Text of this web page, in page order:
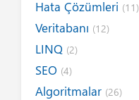
Hata Çözümleri (11)
Veritabanı (12)
LINQ (2)
SEO (4)
Algoritmalar (26)